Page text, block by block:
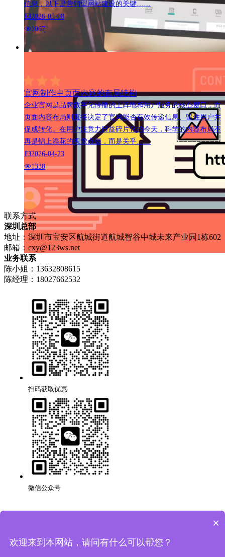
信息，以下是营销型网站建设的关键……
2026-05-08
1067
官网制作中页面内容的布局结构
企业官网是品牌数字化传播的主阵地和用户服务的核心窗口，而
页面内容布局则直接决定了官网能否有效传递信息、留住用户并
促成转化。在用户注意力日益碎片化的今天，科学的内容布局不
再是锦上添花的视觉点缀，而是关乎……
2026-04-23
1338
联系方式
深圳总部
地址：深圳市宝安区航城街道航城智谷中城未来产业园1栋602
邮箱： cxy@123ws.net
业务联系
陈小姐：13632808615
陈经理：18027662532
扫码获取优惠
微信公众号
版权所有：深圳市万创科技有限公司粤ICP备14001694号
×
欢迎来到本网站，请问有什么可以帮您？